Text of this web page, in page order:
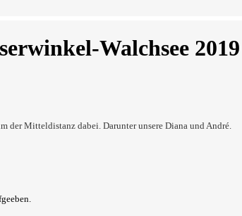
Walchsee 2019
der Mitteldistanz dabei. Darunter unsere Diana undAndré.